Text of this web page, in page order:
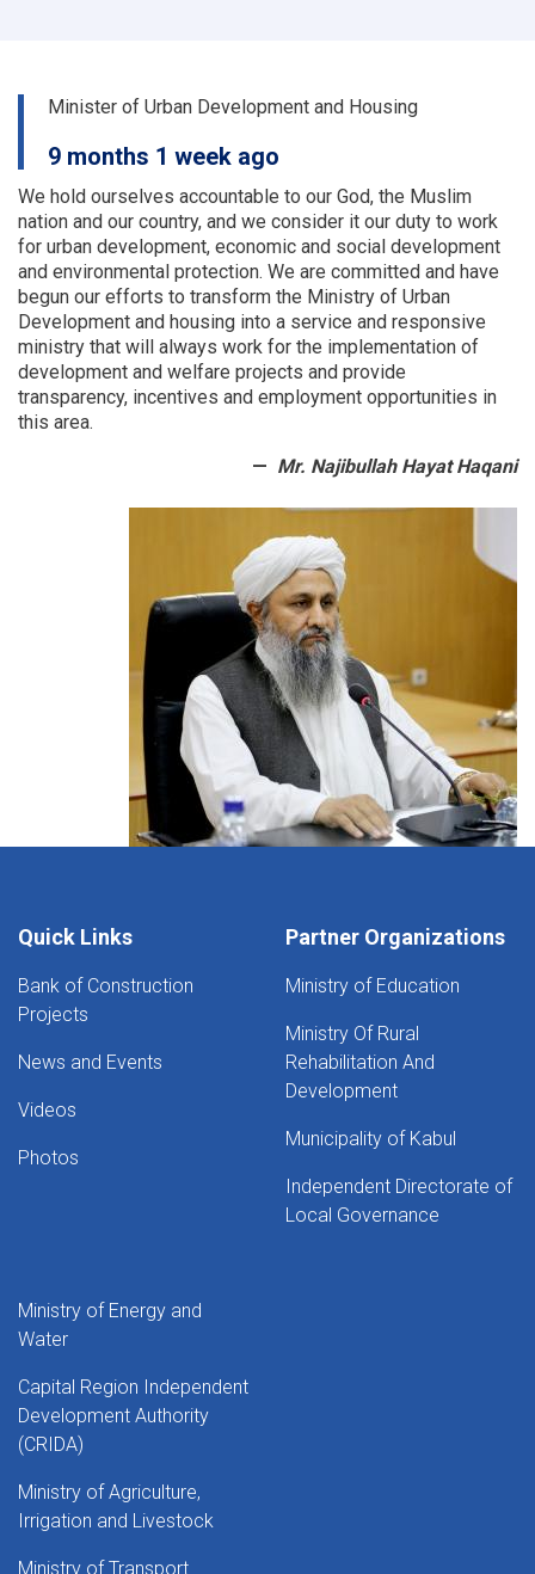
for
9
Offices
Minister of Urban Development and Housing
9 months 1 week ago
We hold ourselves accountable to our God, the Muslim
nation and our country, and we consider it our duty to work
for urban development, economic and social development
and environmental protection. We are committed and have
begun our efforts to transform the Ministry of Urban
Development and housing into a service and responsive
ministry that will always work for the implementation of
development and welfare projects and provide
transparency, incentives and employment opportunities in
this area.
Mr. Najibullah Hayat Haqani
Quick Links
Bank of Construction
Projects
News and Events
Videos
Photos
Partner Organizations
Ministry of Education
Ministry Of Rural
Rehabilitation And
Development
Municipality of Kabul
Independent Directorate of
Local Governance
Ministry of Energy and
Water
Capital Region Independent
Development Authority
(CRIDA)
Ministry of Agriculture,
Irrigation and Livestock
Ministry of Transport